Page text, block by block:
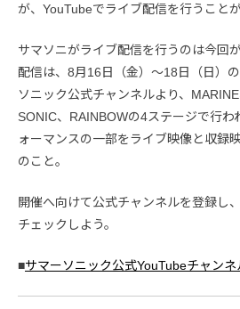
が、YouTubeでライブ配信を行うこと
サマソニがライブ配信を行うのは今回
配信は、8月16日（金）〜18日（日）
ソニック公式チャンネルより、MARINE
SONIC、RAINBOWの4ステージで行わ
ォーマンスの一部をライブ映像と収録
のこと。
開催へ向けて公式チャンネルを登録し
チェックしよう。
■サマーソニック公式YouTubeチャンネ